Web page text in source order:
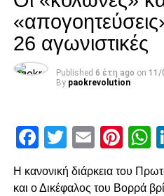
τον άξονα. Η πρώτη τελική
με άστοχο σουτ του Σάστρε
Ότο χάσει σπουδαία ευκαιρία
περιοχή.
Ο Κοτάρσκι «έσωσε» τον
Καμαρά, ο οποίος
Κροάτης τον νίκησε. Η
καταγράφηκε στο 78’, με
26 αγωνιστικές
Published 6 έτη ago on 11/
By paokrevolution
Facebook
Twitter
Email
Η κανονική διάρκεια του
και ο Δικέφαλος του Βορρά